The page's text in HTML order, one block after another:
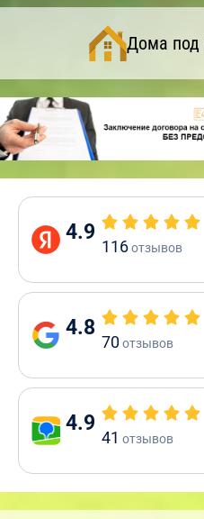
Дома
4.9
116отзывов
4.8
70отзывов
4.9
41 отзывов